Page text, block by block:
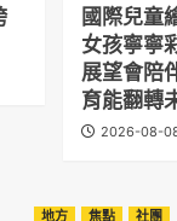
國際兒童
女孩寧寧
展望會陪
育能翻轉
2026-08-
地方 焦點 社團